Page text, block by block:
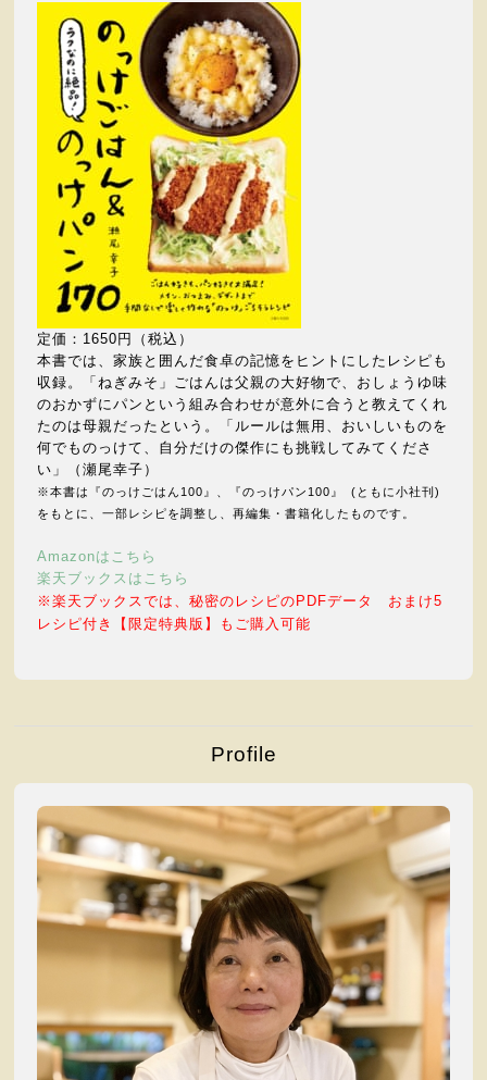
定価：1650円（税込）
本書では、家族と囲んだ食卓の記憶をヒントにしたレシピも
収録。「ねぎみそ」ごはんは父親の大好物で、おしょうゆ味
のおかずにパンという組み合わせが意外に合うと教えてくれ
たのは母親だったという。「ルールは無用、おいしいものを
何でものっけて、自分だけの傑作にも挑戦してみてくださ
い」（瀬尾幸子）
※本書は『のっけごはん100』、『のっけパン100』 (ともに小社刊)
をもとに、一部レシピを調整し、再編集・書籍化したものです。
Amazonはこちら
楽天ブックスはこちら
※楽天ブックスでは、秘密のレシピのPDFデータ おまけ5
レシピ付き【限定特典版】もご購入可能
Profile